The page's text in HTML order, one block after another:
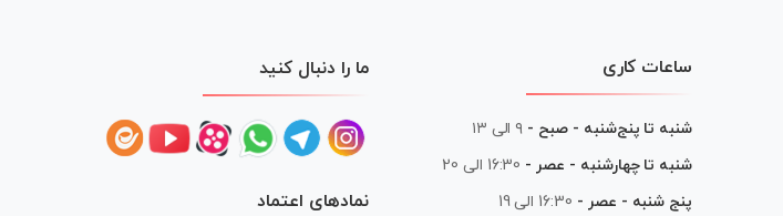
ساعات کاری
شنبه تا پنج‌شنبه - صبح - ۹ الی ۱۳
شنبه تا چهارشنبه - عصر - 16:30 الی 20
پنج شنبه - عصر - 16:30 الی 19
ما را دنبال کنید
نمادهای اعتماد